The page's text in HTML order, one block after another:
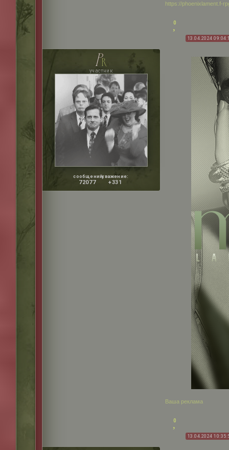
https://phoenixlament.f-
0
13.04.2024
pr
участник
сообщений:
72077
уважение:
+331
Ваша реклама
0
13.04.2024